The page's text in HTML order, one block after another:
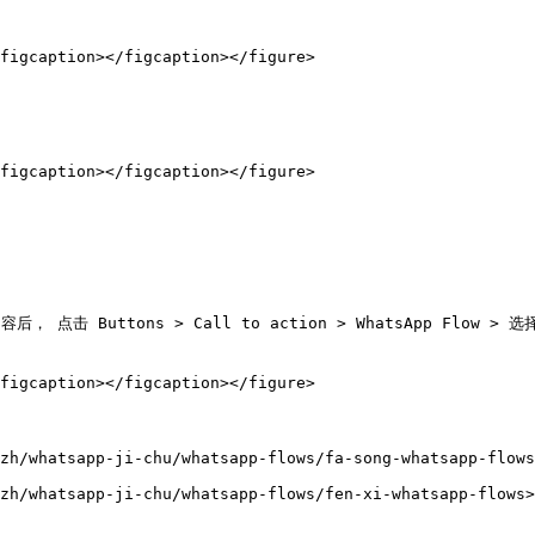
figcaption></figure>
figcaption></figure>
容后， 点击 Buttons > Call to action > WhatsApp Flow > 选择
figcaption></figure>
whatsapp-ji-chu/whatsapp-flows/fa-song-whatsapp-
whatsapp-ji-chu/whatsapp-flows/fen-xi-whatsapp-